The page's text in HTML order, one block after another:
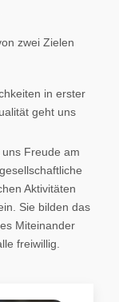
zwei Zielen
in erster
geht uns
Freude am
Aktivitäten
Sie bilden das
Miteinander
freiwillig.